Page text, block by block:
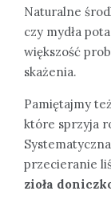
Naturalne
czy mydła
większość
skażenia.
Pamiętajmy
które sprzyja
przecieranie
zioła